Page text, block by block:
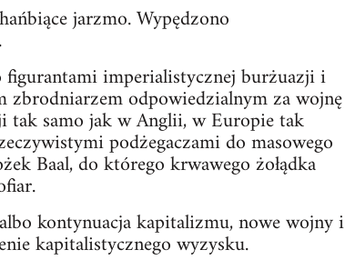
jarzmo. Wypędzono
imperialistycznej burżuazji i
zbrodniarzem odpowiedzialnym za wojnę
tak samo jak w Anglii, w Europie tak
podżegaczami do masowego
Baal, do którego krwawego żołądka
kontynuacja kapitalizmu, nowe wojny i
kapitalistycznego wyzysku.